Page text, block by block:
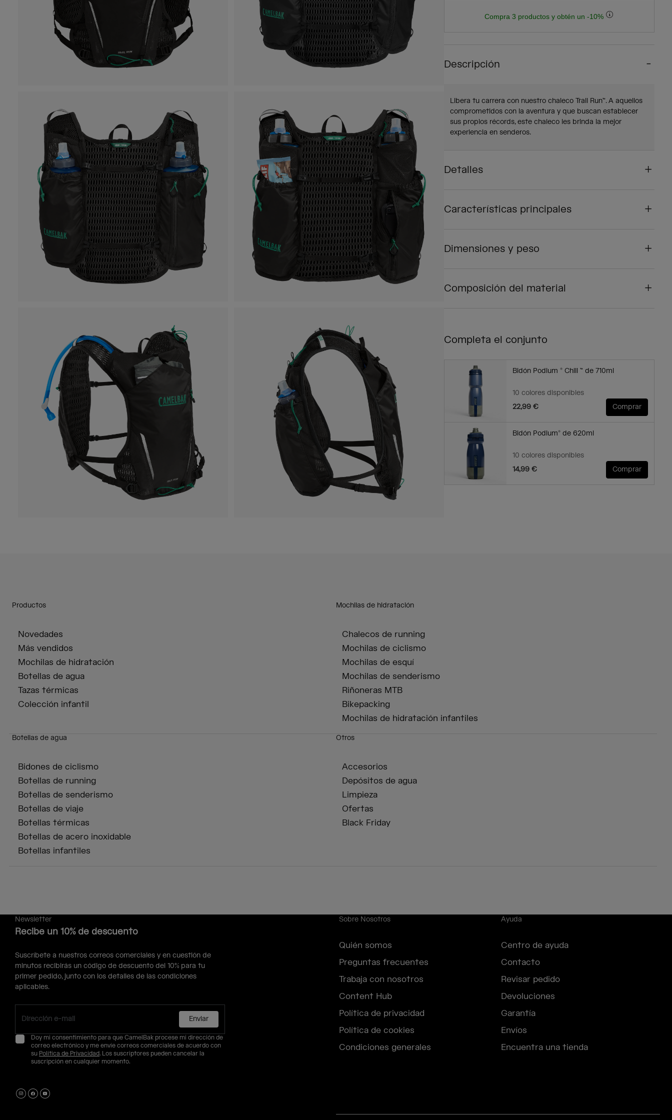
Compra 3 productos y obtén un -10%
Descripción
Libera tu carrera con nuestro chaleco Trail Run™. A aquellos
comprometidos con la aventura y que buscan establecer
sus propios récords, este chaleco les brinda la mejor
experiencia en senderos.
Detalles
Características principales
Dimensiones y peso
Composición del material
Completa el conjunto
Bidón Podium ® Chill ™ de 710ml
10 colores disponibles
22,99 €
Comprar
Bidón Podium® de 620ml
10 colores disponibles
14,99 €
Comprar
Productos
Novedades
Más vendidos
Mochilas de hidratación
Botellas de agua
Tazas térmicas
Colección infantil
Mochilas de hidratación
Chalecos de running
Mochilas de ciclismo
Mochilas de esquí
Mochilas de senderismo
Riñoneras MTB
Bikepacking
Mochilas de hidratación infantiles
Botellas de agua
Bidones de ciclismo
Botellas de running
Botellas de senderismo
Botellas de viaje
Botellas térmicas
Botellas de acero inoxidable
Botellas infantiles
Otros
Accesorios
Depósitos de agua
Limpieza
Ofertas
Black Friday
Newsletter
Recibe un 10% de descuento
Suscríbete a nuestros correos comerciales y en cuestión de
minutos recibirás un código de descuento del 10% para tu
primer pedido, junto con los detalles de las condiciones
aplicables.
Enviar
Doy mi consentimiento para que CamelBak procese mi dirección de
correo electrónico y me envíe correos comerciales de acuerdo con
su Política de Privacidad. Los suscriptores pueden cancelar la
suscripción en cualquier momento.
Sobre Nosotros
Quién somos
Preguntas frecuentes
Trabaja con nosotros
Content Hub
Política de privacidad
Política de cookies
Condiciones generales
Ayuda
Centro de ayuda
Contacto
Revisar pedido
Devoluciones
Garantía
Envíos
Encuentra una tienda